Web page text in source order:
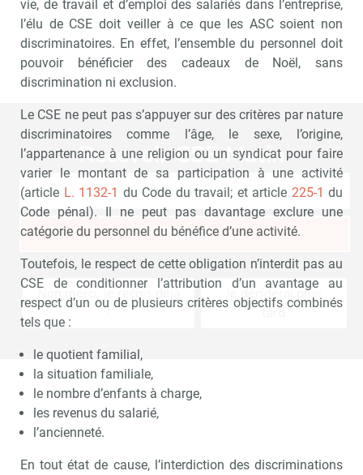
vie, de travail et d’emploi des salariés dans l’entreprise,
l’élu de CSE doit veiller à ce que les ASC soient non
discriminatoires. En effet, l’ensemble du personnel doit
pouvoir bénéficier des cadeaux de Noël, sans
discrimination ni exclusion.
Le CSE ne peut pas s’appuyer sur des critères par nature
discriminatoires comme l’âge, le sexe, l’origine,
l’appartenance à une religion ou un syndicat pour faire
varier le montant de sa participation à une activité
(article L. 1132-1 du Code du travail; et article 225-1 du
Code pénal). Il ne peut pas davantage exclure une
catégorie du personnel du bénéfice d’une activité.
Toutefois, le respect de cette obligation n’interdit pas au
CSE de conditionner l’attribution d’un avantage au
respect d’un ou de plusieurs critères objectifs combinés
tels que :
le quotient familial,
la situation familiale,
le nombre d’enfants à charge,
les revenus du salarié,
l’ancienneté.
En tout état de cause, l’interdiction des discriminations
Recevoir CSE Matin Abonnez-
Valider
Non merci, je reçois déjà
!
Je déciderai plus
tard